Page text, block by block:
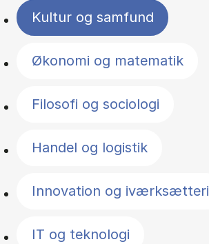
Kultur og samfund
Økonomi og matematik
Filosofi og sociologi
Handel og logistik
Innovation og iværksætteri
IT og teknologi